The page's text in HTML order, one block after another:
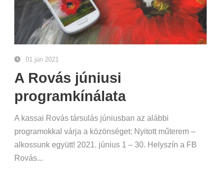
01 jún 2021
A Rovás júniusi
programkínálata
A kassai Rovás társulás júniusban az alábbi
programokkal várja a közönséget: Nyitott műterem –
alkossunk együtt! 2021. június 1 – 30. Helyszín a FB
Rovás...